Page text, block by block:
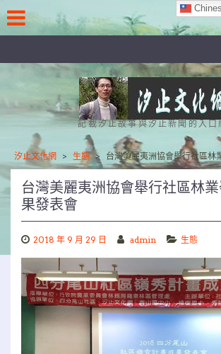
to
content
記載汐止故事與汐止新聞的入口
汐止文化網 > 生態 > 台灣美麗夷洲協會舉行社區林
台灣美麗夷洲協會舉行社區林
果發表會
2018 年 9 月 29 日 admin 生態